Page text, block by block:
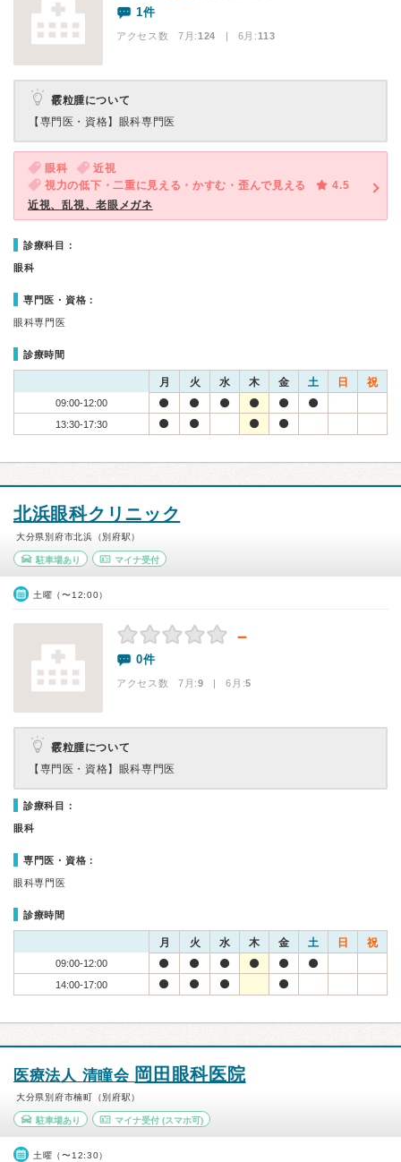
1件
アクセス数 7月:124 | 6月:113
霰粒腫について
【専門医・資格】 眼科専門医
眼科
近視
視力の低下・二重に見える・かすむ・歪んで見える
4.5
近視、乱視、老眼メガネ
診療科目：
眼科
専門医・資格：
眼科専門医
診療時間
月 火 水 木 金 土 日 祝
09:00-12:00
13:30-17:30
北浜眼科クリニック
大分県別府市北浜（別府駅）
駐車場あり マイナ受付
土曜（〜12:00）
－
0件
アクセス数 7月:9 | 6月:5
霰粒腫について
【専門医・資格】 眼科専門医
診療科目：
眼科
専門医・資格：
眼科専門医
診療時間
月 火 水 木 金 土 日 祝
09:00-12:00
14:00-17:00
医療法人 清瞳会 岡田眼科医院
大分県別府市楠町（別府駅）
駐車場あり マイナ受付(スマホ可)
土曜（〜12:30）